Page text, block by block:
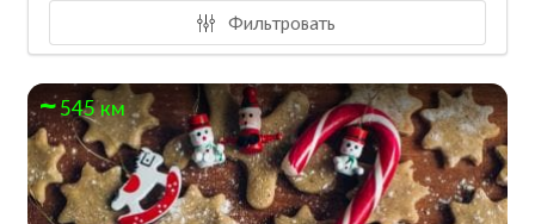
Фильтровать
545 км